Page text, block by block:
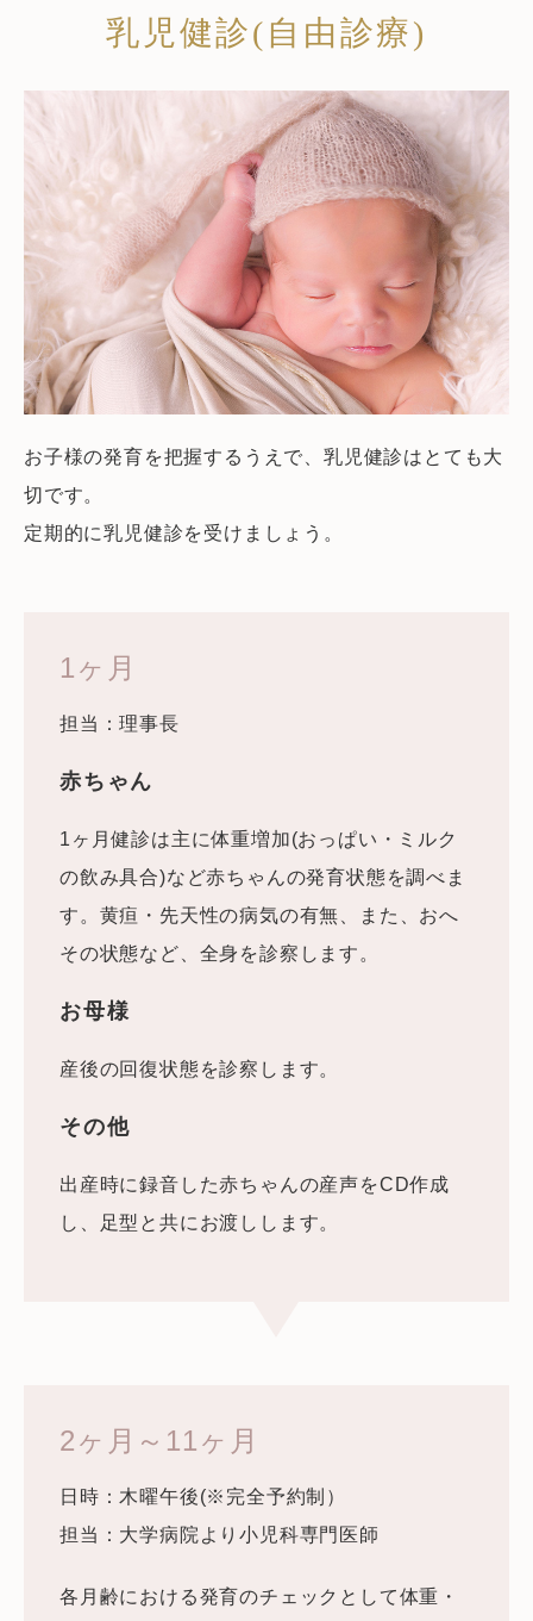
乳児健診(自由診療)
お子様の発育を把握するうえで、乳児健診はとても大
切です。
定期的に乳児健診を受けましょう。
1ヶ月
担当：理事長
赤ちゃん
1ヶ月健診は主に体重増加(おっぱい・ミルク
の飲み具合)など赤ちゃんの発育状態を調べま
す。黄疸・先天性の病気の有無、また、おへ
その状態など、全身を診察します。
お母様
産後の回復状態を診察します。
その他
出産時に録音した赤ちゃんの産声をCD作成
し、足型と共にお渡しします。
2ヶ月～11ヶ月
日時：木曜午後(※完全予約制）
担当：大学病院より小児科専門医師
各月齢における発育のチェックとして体重・